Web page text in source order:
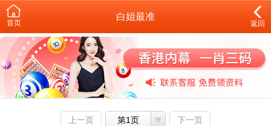
首页
白姐最准
返回
上一页 第1页 下一页